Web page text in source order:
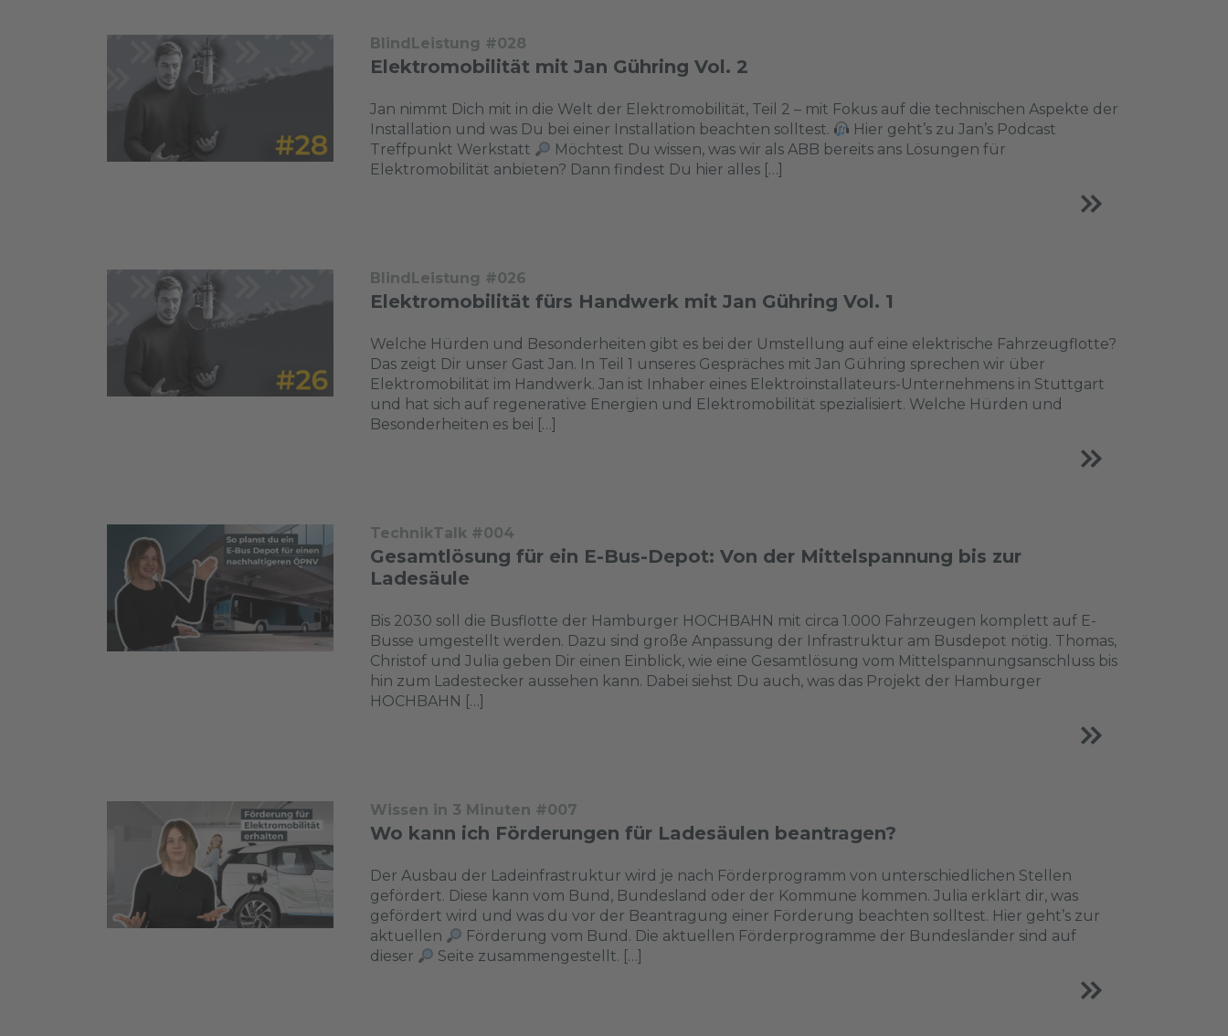
BlindLeistung #028
Elektromobilität mit Jan Gühring Vol. 2
Jan nimmt Dich mit in die Welt der Elektromobilität, Teil 2 – mit Fokus auf die technischen Aspekte der
Installation und was Du bei einer Installation beachten solltest.
Hier geht’s zu Jan’s Podcast
Treffpunkt Werkstatt
Möchtest Du wissen, was wir als ABB bereits ans Lösungen für
Elektromobilität anbieten? Dann findest Du hier alles […]
BlindLeistung #026
Elektromobilität fürs Handwerk mit Jan Gühring Vol. 1
Welche Hürden und Besonderheiten gibt es bei der Umstellung auf eine elektrische Fahrzeugflotte?
Das zeigt Dir unser Gast Jan. In Teil 1 unseres Gespräches mit Jan Gühring sprechen wir über
Elektromobilität im Handwerk. Jan ist Inhaber eines Elektroinstallateurs-Unternehmens in Stuttgart
und hat sich auf regenerative Energien und Elektromobilität spezialisiert. Welche Hürden und
Besonderheiten es bei […]
TechnikTalk #004
Gesamtlösung für ein E-Bus-Depot: Von der Mittelspannung bis zur
Ladesäule
Bis 2030 soll die Busflotte der Hamburger HOCHBAHN mit circa 1.000 Fahrzeugen komplett auf E-
Busse umgestellt werden. Dazu sind große Anpassung der Infrastruktur am Busdepot nötig. Thomas,
Christof und Julia geben Dir einen Einblick, wie eine Gesamtlösung vom Mittelspannungsanschluss bis
hin zum Ladestecker aussehen kann. Dabei siehst Du auch, was das Projekt der Hamburger
HOCHBAHN […]
Wissen in 3 Minuten #007
Wo kann ich Förderungen für Ladesäulen beantragen?
Der Ausbau der Ladeinfrastruktur wird je nach Förderprogramm von unterschiedlichen Stellen
gefördert. Diese kann vom Bund, Bundesland oder der Kommune kommen. Julia erklärt dir, was
gefördert wird und was du vor der Beantragung einer Förderung beachten solltest. Hier geht’s zur
aktuellen
Förderung vom Bund. Die aktuellen Förderprogramme der Bundesländer sind auf
dieser
Seite zusammengestellt. […]